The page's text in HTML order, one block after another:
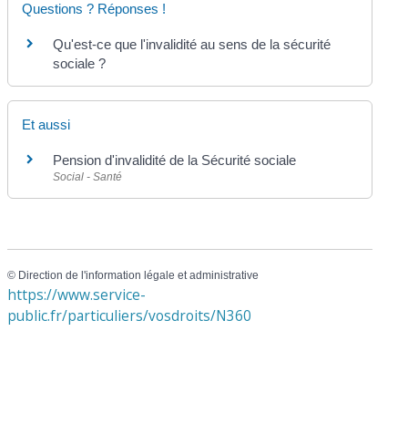
Questions ? Réponses !
Qu'est-ce que l'invalidité au sens de la sécurité
sociale ?
Et aussi
Pension d'invalidité de la Sécurité sociale
Social - Santé
© Direction de l'information légale et administrative
https://www.service-
public.fr/particuliers/vosdroits/N360